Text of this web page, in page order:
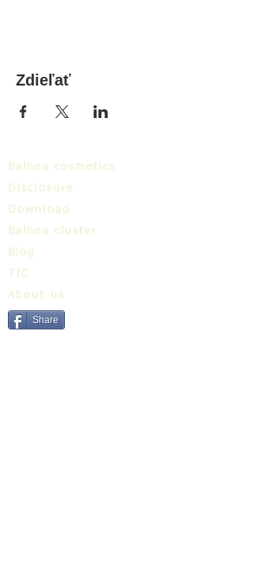
Zdieľať
Balnea cosmetics
Disclosure
Download
Balnea cluster
Blog
TIC
About us
Share